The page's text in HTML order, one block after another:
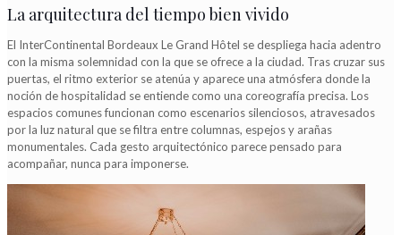
La arquitectura del tiempo bien vivido
El InterContinental Bordeaux Le Grand Hôtel se despliega hacia adentro
con la misma solemnidad con la que se ofrece a la ciudad. Tras cruzar sus
puertas, el ritmo exterior se atenúa y aparece una atmósfera donde la
noción de hospitalidad se entiende como una coreografía precisa. Los
espacios comunes funcionan como escenarios silenciosos, atravesados
por la luz natural que se filtra entre columnas, espejos y arañas
monumentales. Cada gesto arquitectónico parece pensado para
acompañar, nunca para imponerse.